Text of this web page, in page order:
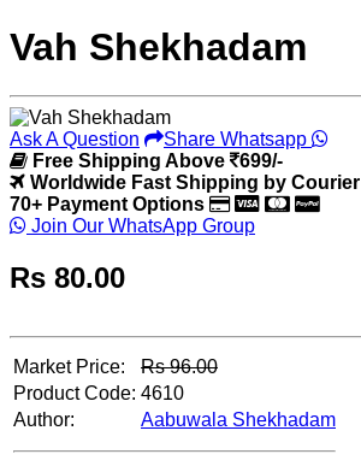
Vah Shekhadam
Ask A Question
Share Whatsapp
Free Shipping Above
699/-
Worldwide Fast Shipping by Courier
70+ Payment Options
Join Our WhatsApp Group
Rs 80.00
Market Price: Rs96.00
Product Code: 4610
Author:
Aabuwala Shekhadam